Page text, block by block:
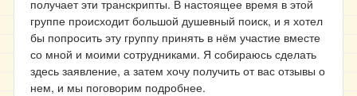
получает эти транскрипты. В настоящее время в этой
группе происходит большой душевный поиск, и я хотел
бы попросить эту группу принять в нём участие вместе
со мной и моими сотрудниками. Я собираюсь сделать
здесь заявление, а затем хочу получить от вас отзывы о
нем, и мы поговорим подробнее.